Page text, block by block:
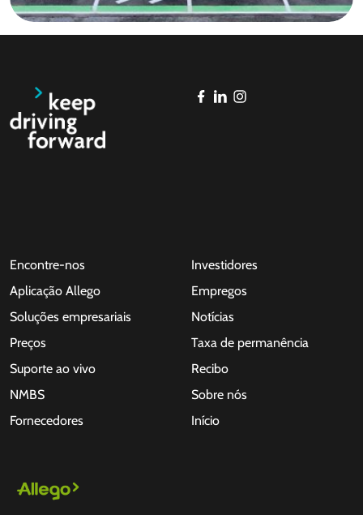
Encontre-nos
Aplicação Allego
Soluções empresariais
Preços
Suporte ao vivo
NMBS
Fornecedores
Investidores
Empregos
Notícias
Taxa de permanência
Recibo
Sobre nós
Início